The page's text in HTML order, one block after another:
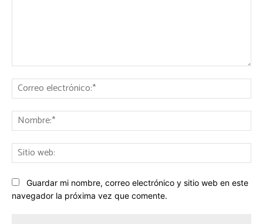
Guardar mi nombre, correo electrónico y sitio web en este
navegador la próxima vez que comente.